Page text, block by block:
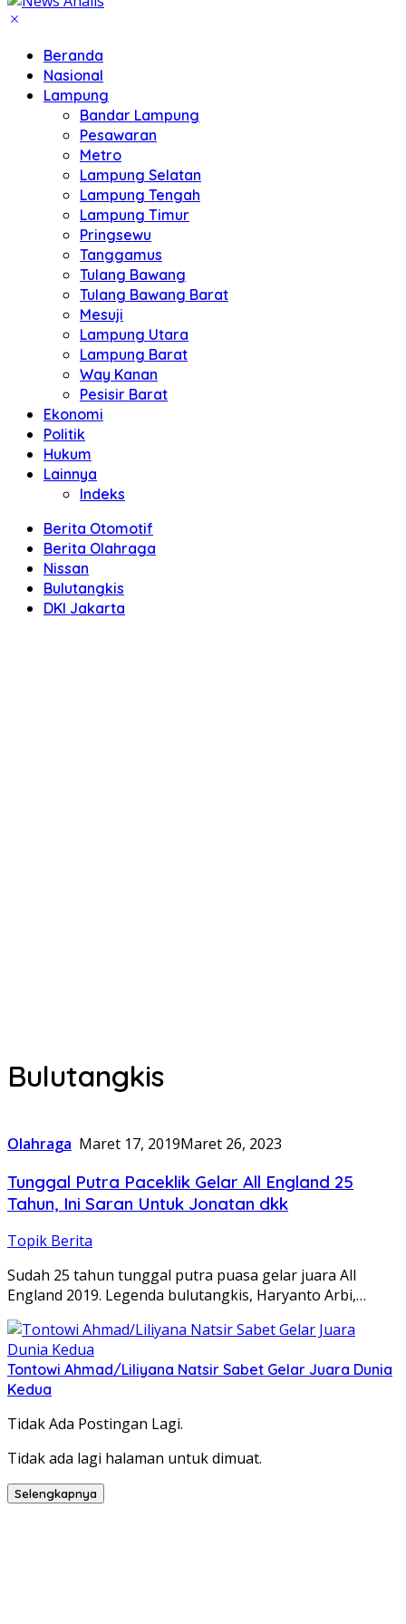
Beranda
Nasional
Lampung
Bandar Lampung
Pesawaran
Metro
Lampung Selatan
Lampung Tengah
Lampung Timur
Pringsewu
Tanggamus
Tulang Bawang
Tulang Bawang Barat
Mesuji
Lampung Utara
Lampung Barat
Way Kanan
Pesisir Barat
Ekonomi
Politik
Hukum
Lainnya
Indeks
Berita Otomotif
Berita Olahraga
Nissan
Bulutangkis
DKI Jakarta
Bulutangkis
Olahraga Maret 17, 2019Maret 26, 2023
Tunggal Putra Paceklik Gelar All England 25
Tahun, Ini Saran Untuk Jonatan dkk
Topik Berita
Sudah 25 tahun tunggal putra puasa gelar juara All
England 2019. Legenda bulutangkis, Haryanto Arbi,…
Tontowi Ahmad/Liliyana Natsir Sabet Gelar Juara Dunia
Kedua
Tidak Ada Postingan Lagi.
Tidak ada lagi halaman untuk dimuat.
Selengkapnya